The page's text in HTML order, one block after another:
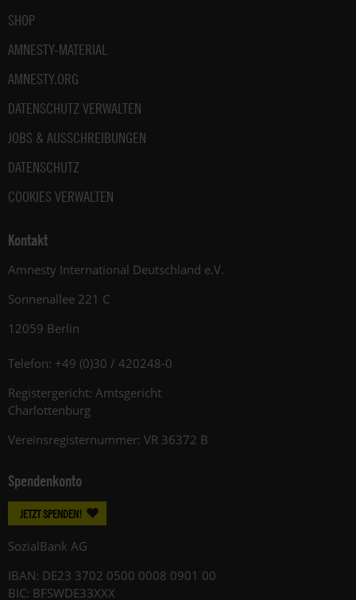
SHOP
AMNESTY-MATERIAL
AMNESTY.ORG
DATENSCHUTZ VERWALTEN
JOBS & AUSSCHREIBUNGEN
DATENSCHUTZ
COOKIES VERWALTEN
Kontakt
Amnesty International Deutschland e.V.
Sonnenallee 221 C
12059 Berlin
Telefon: +49 (0)30 / 420248-0
Registergericht: Amtsgericht
Charlottenburg
Vereinsregisternummer: VR 36372 B
Spendenkonto
JETZT SPENDEN!
SozialBank AG
IBAN: DE23 3702 0500 0008 0901 00
BIC: BFSWDE33XXX